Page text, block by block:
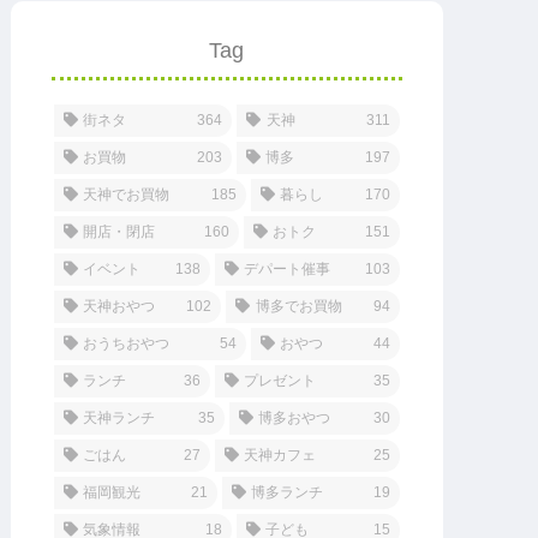
Tag
街ネタ 364 天神 311
お買物 203 博多 197
天神でお買物 185 暮らし 170
開店・閉店 160 おトク 151
イベント 138 デパート催事 103
天神おやつ 102 博多でお買物 94
おうちおやつ 54 おやつ 44
ランチ 36 プレゼント 35
天神ランチ 35 博多おやつ 30
ごはん 27 天神カフェ 25
福岡観光 21 博多ランチ 19
気象情報 18 子ども 15